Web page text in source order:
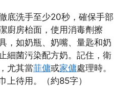
底洗手至少20秒，確保手部
廚房枱面，使用消毒劑擦
，如奶瓶、奶嘴、量匙和奶
細菌污染配方奶。記住，衛
尤其當菲傭或家傭處理時。
上待用。（約85字）